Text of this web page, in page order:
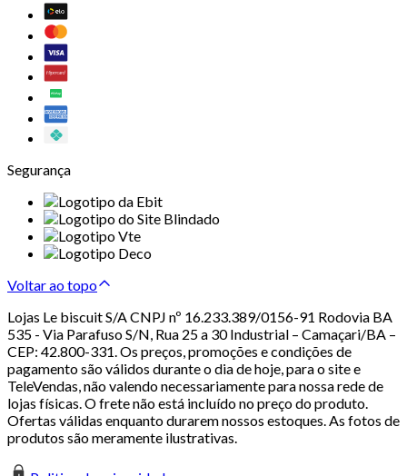
Segurança
Voltar ao topo
Lojas Le biscuit S/A CNPJ nº 16.233.389/0156-91 Rodovia BA
535 - Via Parafuso S/N, Rua 25 a 30 Industrial – Camaçari/BA –
CEP: 42.800-331. Os preços, promoções e condições de
pagamento são válidos durante o dia de hoje, para o site e
TeleVendas, não valendo necessariamente para nossa rede de
lojas físicas. O frete não está incluído no preço do produto.
Ofertas válidas enquanto durarem nossos estoques. As fotos de
produtos são meramente ilustrativas.